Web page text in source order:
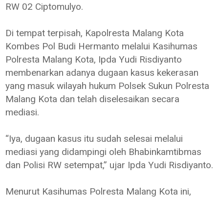
RW 02 Ciptomulyo.
Di tempat terpisah, Kapolresta Malang Kota
Kombes Pol Budi Hermanto melalui Kasihumas
Polresta Malang Kota, Ipda Yudi Risdiyanto
membenarkan adanya dugaan kasus kekerasan
yang masuk wilayah hukum Polsek Sukun Polresta
Malang Kota dan telah diselesaikan secara
mediasi.
“Iya, dugaan kasus itu sudah selesai melalui
mediasi yang didampingi oleh Bhabinkamtibmas
dan Polisi RW setempat,” ujar Ipda Yudi Risdiyanto.
Menurut Kasihumas Polresta Malang Kota ini,